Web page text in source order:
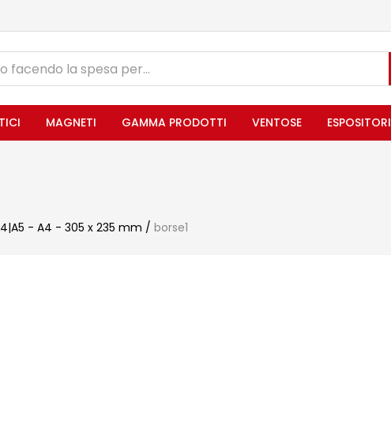
MAGNETI GAMMA PRODOTTI VENTOSE ESPOSITORI
- A4 - 305 x 235 mm / borse1